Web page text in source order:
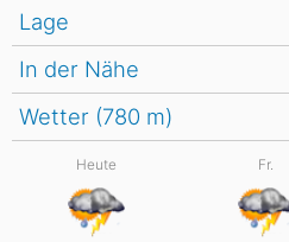
Lage
Wetter (780 m)
Heute Fr.
In der Nähe